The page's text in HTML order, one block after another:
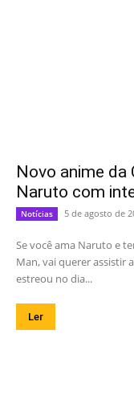
Novo anime da
Naruto com
Notícias 5 de agosto de
Se você ama Naruto e
Man, vai querer assistir
estreou no dia...
Ler